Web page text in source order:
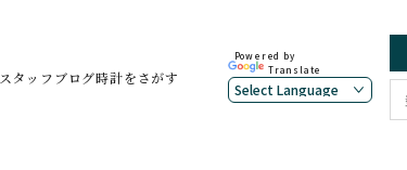
スタッフブログ時計をさがす
Powered by
Translate